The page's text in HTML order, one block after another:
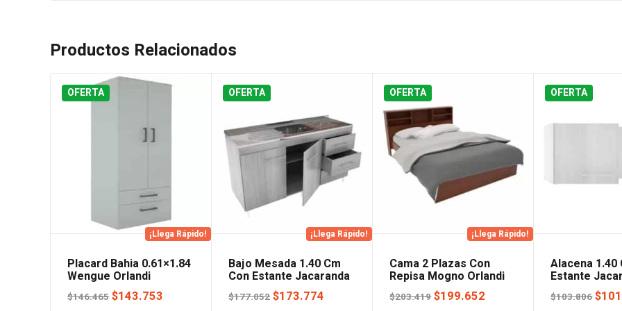
Productos Relacionados
OFERTA
¡Llega Rápido!
Placard Bahia 0.61×1.84
Wengue Orlandi
$146.465 El
$143.753
OFERTA
¡Llega Rápido!
Bajo Mesada 1.40 Cm
Con Estante Jacaranda
Orlandi
$177.052 El
$173.774
OFERTA
¡Llega Rápido!
Cama 2 Plazas Con
Repisa Mogno Orlandi
$203.419El
$199.652
OFERTA
Alacena 1.40
Estante
Orlandi
$103.806El
$